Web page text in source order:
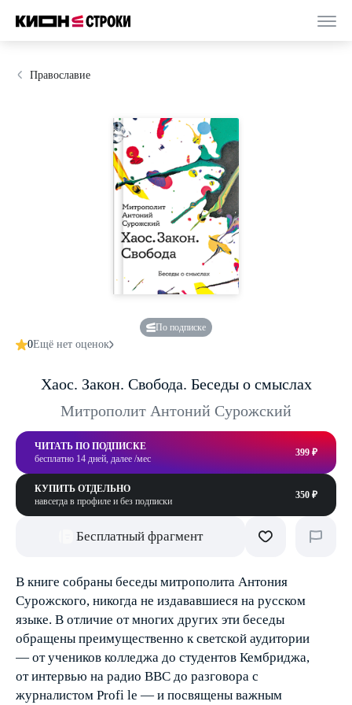
Православие
По подписке
0Ещё нет оценок
Хаос. Закон. Свобода. Беседы о смыслах
Митрополит Антоний Сурожский
ЧИТАТЬ ПО ПОДПИСКЕ
бесплатно 14 дней, далее /мес
399 ₽
КУПИТЬ ОТДЕЛЬНО
навсегда в профиле и без подписки
350 ₽
Бесплатный фрагмент
В книге собраны беседы митрополита Антония
Сурожского, никогда не издававшиеся на русском
языке. В отличие от многих других эти беседы
обращены преимущественно к светской аудитории
— от учеников колледжа до студентов Кембриджа,
от интервью на радио ВВС до разговора с
журналистом Profi le — и посвящены важным